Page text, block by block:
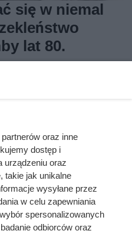
się w niemal
lat 80.
oraz inne
dostęp i
urządzeniu oraz
takie jak unikalne
wysyłane przez
w celu zapewniania
spersonalizowanych
odbiorców oraz